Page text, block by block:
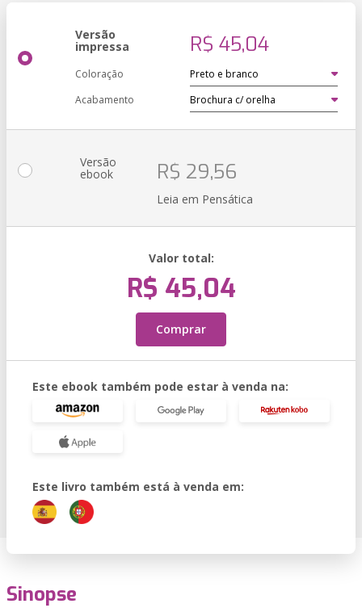
Versão
impressa R$ 45,04
Coloração
Acabamento
Versão
ebook R$ 29,56
Leia em Pensática
Valor total:
R$ 45,04
Comprar
Este ebook também pode estar à venda na:
Este livro também está à venda em:
Sinopse